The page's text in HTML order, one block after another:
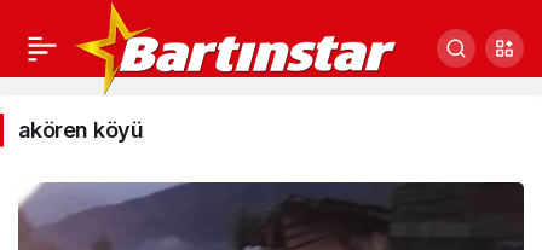
akören
Haberleri
akören köyü